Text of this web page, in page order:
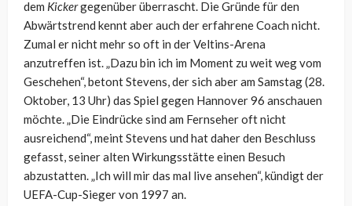
dem Kickergegenüber überrascht. Die Gründe für den
Abwärtstrend kennt aber auch der erfahrene Coach nicht.
Zumal er nicht mehr so oft in der Veltins-Arena
anzutreffen ist. „Dazu bin ich im Moment zu weit weg vom
Geschehen“, betont Stevens, der sich aber am Samstag (28.
Oktober, 13 Uhr) das Spiel gegen Hannover 96 anschauen
möchte. „Die Eindrücke sind am Fernseher oft nicht
ausreichend“, meint Stevens und hat daher den Beschluss
gefasst, seiner alten Wirkungsstätte einen Besuch
abzustatten. „Ich will mir das mal live ansehen“, kündigt der
UEFA-Cup-Sieger von 1997 an.